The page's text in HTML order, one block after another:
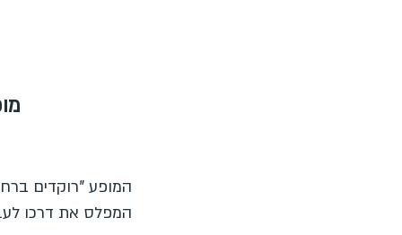
המופע "רוקדים
המפלס את דרכו